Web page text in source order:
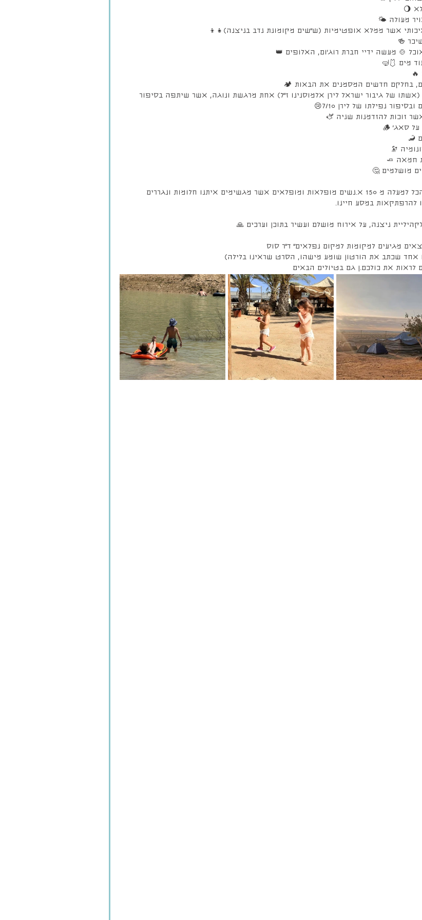
🌖
מעולה 🌤️
אשר ממלא אופטימיות (ש״שים מקומונת נדב בניצנה)👧👦
🍻
🍲 מעשה ידיי חברת רוג׳ום, האלופים 👑
מים 🩱🤿
🔥
בחלקם חדשים המסמנים את הבאות 🏕️
של גיבור ישראל לירן אלמוסנינו ז״ל) אחת מרגשת ונוגה, אשר שיתפה בסיפור
נפילתו של לירן 7/10😢
זוכות להזדמנות שניה 🫏
סאג׳ 🪵
🦂
🔭
חמאה 🧈
מושלמים 🤔
ומעל הכל למעלה מ 150 א.נשים מופלאות ומופלאים אשר מגשימים איתנו חלומות ונגררים
להרפתקאות במסע חיינו.
ניצנה, על אירוח מושלם ועשיר בתוכן וערכים 🙏
מגיעים למקומות למקום נפלאים״ ד״ר סוס
לראות את כולכם.ן גם בטיולים הבאים